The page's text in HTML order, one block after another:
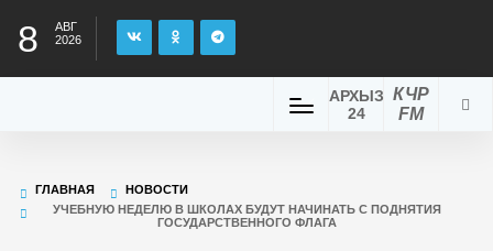
8
АВГ
2026
КЧР
FM
АРХЫЗ
24
ГЛАВНАЯ
НОВОСТИ
УЧЕБНУЮ НЕДЕЛЮ В ШКОЛАХ БУДУТ НАЧИНАТЬ С ПОДНЯТИЯ
ГОСУДАРСТВЕННОГО ФЛАГА